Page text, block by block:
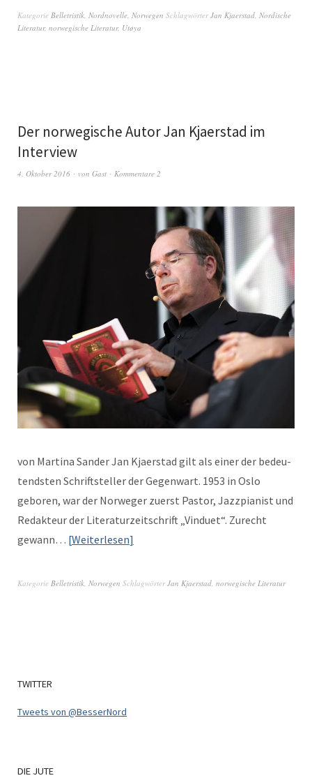
Kategorie Belletristik Nordnovelle Norwegen SchlagwörterJan Kjaerstad Nordische
Literatur, norwegische Literatur, Utøya
Der norwegische Autor Jan Kjaerstad im
Interview
4. Oktober 2016 von Gast Kommentare 2
von Mar­ti­na Sander Jan Kjaer­stad gilt als ein­er der bedeu­
tend­sten Schrift­steller der Gegen­wart. 1953 in Oslo
geboren, war der Nor­weger zuerst Pas­tor, Jaz­zpi­anist und
Redak­teur der Lit­er­aturzeitschrift „Vin­duet“. Zurecht
gewann… Weit­er­lesen
Kategorie Belletristik, Norwegen SchlagwörterJan Kjaerstad, norwegische Literatur
TWITTER
Tweets von @BesserNord
DIE JUTE